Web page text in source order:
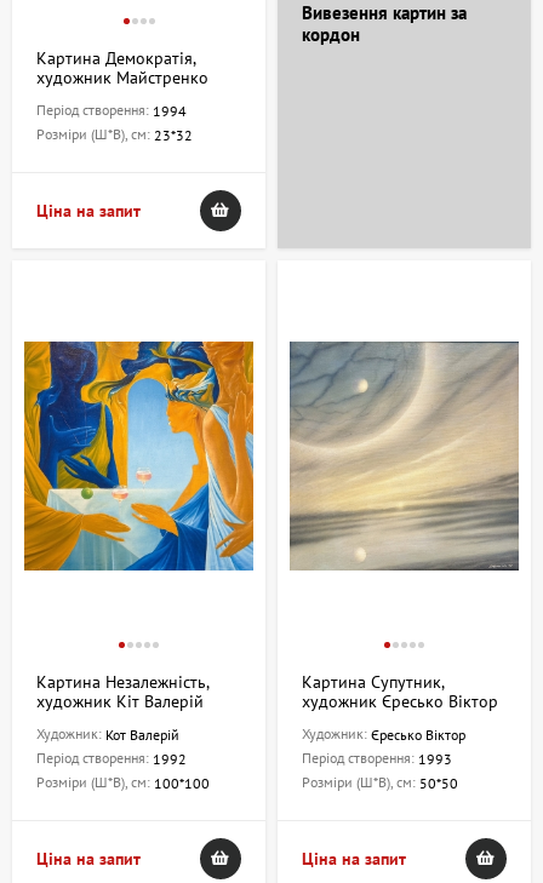
Картина Демократія,
художник Майстренко
Період створення: 1994
Розміри (Ш*В), см: 23*32
Ціна на запит
Вивезення картин за
кордон
Картина Незалежність,
художник Кіт Валерій
Художник: Кот Валерій
Період створення: 1992
Розміри (Ш*В), см: 100*100
Ціна на запит
Картина Супутник,
художник Єресько Віктор
Художник: Єресько Віктор
Період створення: 1993
Розміри (Ш*В), см: 50*50
Ціна на запит